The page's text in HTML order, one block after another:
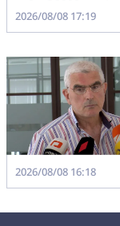
2026/08/08 17:19
2026/08/08 16:18